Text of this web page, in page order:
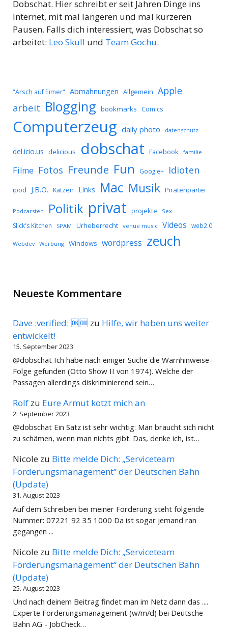
Dobschat. Hier schreibt er seit Jahren Dinge ins
Internet, mit mal längeren und mal kürzeren
Pausen. Falls dich interessiert, was Dobschat so
arbeitet: Leo Skull und Team Gochu.
"Arsch auf Eimer" Abmahnungen Allgemein Apple
arbeit Blogging bookmarks Comics
Computerzeug daily photo datenschutz
del.icio.us delicious dobschat Facebook familie
Filme Fotos Freunde Fun Google+ Idioten
ipod J.B.O. Katzen Links Mac Musik Piratenpartei
Podcarsten Politik privat projekte Sex
Slick's Kitchen SPAM Urheberrecht venue music Videos web2.0
Webdev Werbung Windows wordpress zeuch
Neueste Kommentare
Dave :verified: 🆗🆒 zu Hilfe, wir haben uns weiter
entwickelt!
15. September 2023
@dobschat Ich habe nach einiger Suche die Warnhinweise-
Folge gefunden (Otto Show II von 1974). Welche der
Passagen allerdings diskriminierend sein…
Rolf zu Eure Armut kotzt mich an
2. September 2023
@dobschat Ein Satz ist sehr wichtig: Man braucht sich nicht
zu schämen, wenn man nichts gibt. Das, denke ich, ist…
Nicole zu Bitte melde Dich: „Serviceteam
Forderungsmanagement“ der Deutschen Bahn
(Update)
31. August 2023
Auf dem Schreiben bei meiner Forderung steht folgende
Nummer: 07221 92 35 1000 Da ist sogar jemand ran
gegangen ...
Nicole zu Bitte melde Dich: „Serviceteam
Forderungsmanagement“ der Deutschen Bahn
(Update)
25. August 2023
Und nach deinem Beitrag findet man im Netz dann das ....
Experte Forderungsmanagement (w/m/d) bei Deutsche
Bahn AG - JobCheck…